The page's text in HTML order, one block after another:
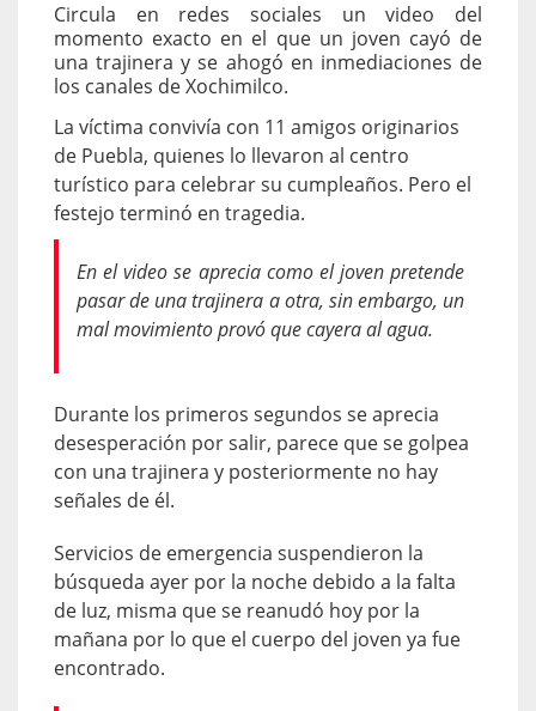
Circula en redes sociales un video del
momento exacto en el que un joven cayó de
una trajinera y se ahogó en inmediaciones de
los canales de Xochimilco.
La víctima convivía con 11 amigos originarios
de Puebla, quienes lo llevaron al centro
turístico para celebrar su cumpleaños. Pero el
festejo terminó en tragedia.
En el video se aprecia como el joven pretende
pasar de una trajinera a otra, sin embargo, un
mal movimiento provó que cayera al agua.
Durante los primeros segundos se aprecia
desesperación por salir, parece que se golpea
con una trajinera y posteriormente no hay
señales de él.
Servicios de emergencia suspendieron la
búsqueda ayer por la noche debido a la falta
de luz, misma que se reanudó hoy por la
mañana por lo que el cuerpo del joven ya fue
encontrado.